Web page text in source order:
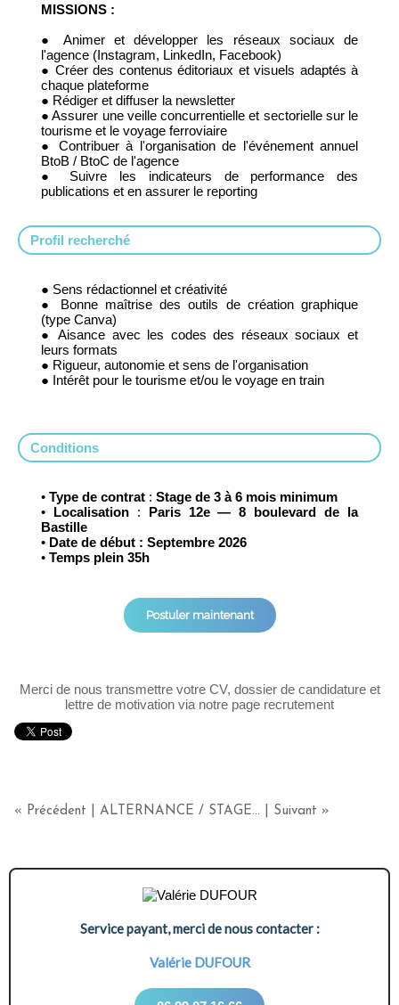
MISSIONS :
● Animer et développer les réseaux sociaux de
l'agence (Instagram, LinkedIn, Facebook)
● Créer des contenus éditoriaux et visuels adaptés à
chaque plateforme
● Rédiger et diffuser la newsletter
● Assurer une veille concurrentielle et sectorielle sur le
tourisme et le voyage ferroviaire
● Contribuer à l'organisation de l'événement annuel
BtoB / BtoC de l'agence
● Suivre les indicateurs de performance des
publications et en assurer le reporting
Profil recherché
● Sens rédactionnel et créativité
● Bonne maîtrise des outils de création graphique
(type Canva)
● Aisance avec les codes des réseaux sociaux et
leurs formats
● Rigueur, autonomie et sens de l'organisation
● Intérêt pour le tourisme et/ou le voyage en train
Conditions
• Type de contrat : Stage de 3 à 6 mois minimum
• Localisation : Paris 12e — 8 boulevard de la
Bastille
• Date de début : Septembre 2026
• Temps plein 35h
Postuler maintenant
Merci de nous transmettre votre CV, dossier de candidature et
lettre de motivation via notre page recrutement
« Précédent ALTERNANCE / STAGE... Suivant »
Service payant, merci de nous contacter :
Valérie DUFOUR